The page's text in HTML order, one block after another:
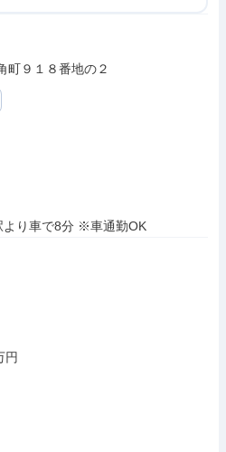
町９１８番地の２
より車で8分 ※車通勤OK
円